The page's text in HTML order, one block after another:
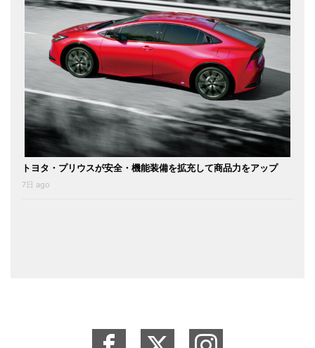
トヨタ・プリウスが安全・機能装備を拡充して商品力をアップ
7日 ago